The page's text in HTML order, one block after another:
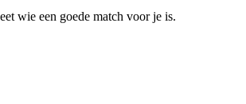
wie een goede match voor je is.